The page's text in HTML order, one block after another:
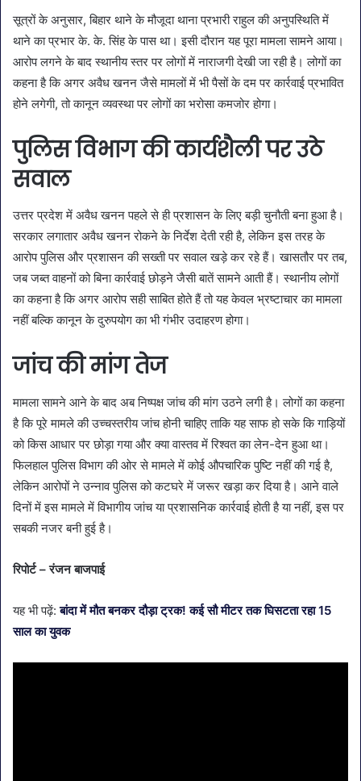
सूत्रों के अनुसार, बिहार थाने के मौजूदा थाना प्रभारी राहुल की अनुपस्थिति में
थाने का प्रभार के. के. सिंह के पास था। इसी दौरान यह पूरा मामला सामने आया।
आरोप लगने के बाद स्थानीय स्तर पर लोगों में नाराजगी देखी जा रही है। लोगों का
कहना है कि अगर अवैध खनन जैसे मामलों में भी पैसों के दम पर कार्रवाई प्रभावित
होने लगेगी, तो कानून व्यवस्था पर लोगों का भरोसा कमजोर होगा।
पुलिस विभाग की कार्यशैली पर उठे
सवाल
उत्तर प्रदेश में अवैध खनन पहले से ही प्रशासन के लिए बड़ी चुनौती बना हुआ है।
सरकार लगातार अवैध खनन रोकने के निर्देश देती रही है, लेकिन इस तरह के
आरोप पुलिस और प्रशासन की सख्ती पर सवाल खड़े कर रहे हैं। खासतौर पर तब,
जब जब्त वाहनों को बिना कार्रवाई छोड़ने जैसी बातें सामने आती हैं। स्थानीय लोगों
का कहना है कि अगर आरोप सही साबित होते हैं तो यह केवल भ्रष्टाचार का मामला
नहीं बल्कि कानून के दुरुपयोग का भी गंभीर उदाहरण होगा।
जांच की मांग तेज
मामला सामने आने के बाद अब निष्पक्ष जांच की मांग उठने लगी है। लोगों का कहना
है कि पूरे मामले की उच्चस्तरीय जांच होनी चाहिए ताकि यह साफ हो सके कि गाड़ियों
को किस आधार पर छोड़ा गया और क्या वास्तव में रिश्वत का लेन-देन हुआ था।
फिलहाल पुलिस विभाग की ओर से मामले में कोई औपचारिक पुष्टि नहीं की गई है,
लेकिन आरोपों ने उन्नाव पुलिस को कटघरे में जरूर खड़ा कर दिया है। आने वाले
दिनों में इस मामले में विभागीय जांच या प्रशासनिक कार्रवाई होती है या नहीं, इस पर
सबकी नजर बनी हुई है।
रिपोर्ट – रंजन बाजपाई
यह भी पढ़ें:बांदा में मौत बनकर दौड़ा ट्रक! कई सौ मीटर तक घिसटता रहा 15
साल का युवक